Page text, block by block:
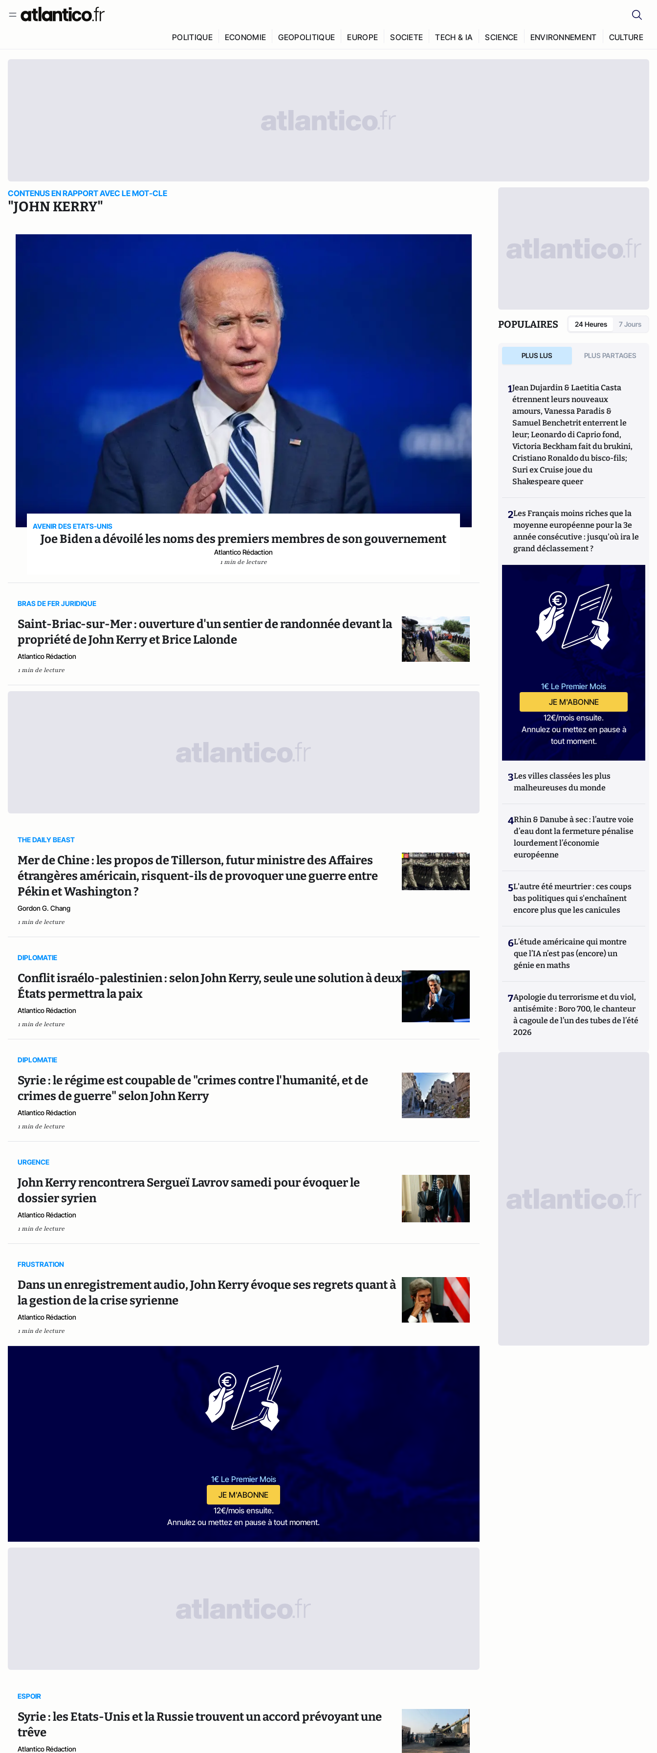
POLITIQUE ECONOMIE GEOPOLITIQUE EUROPE SOCIETE TECH & IA SCIENCE ENVIRONNEMENT CULTURE
CONTENUS EN RAPPORT AVEC LE MOT-CLE
"JOHN KERRY"
AVENIR DES ETATS-UNIS
Joe Biden a dévoilé les noms des premiers membres de son gouvernement
Atlantico Rédaction
1 min de lecture
BRAS DE FER JURIDIQUE
Saint-Briac-sur-Mer : ouverture d'un sentier de randonnée devant la
propriété de John Kerry et Brice Lalonde
Atlantico Rédaction
1 min de lecture
THE DAILY BEAST
Mer de Chine : les propos de Tillerson, futur ministre des Affaires
étrangères américain, risquent-ils de provoquer une guerre entre
Pékin et Washington ?
Gordon G. Chang
1 min de lecture
DIPLOMATIE
Conflit israélo-palestinien : selon John Kerry, seule une solution à deux
États permettra la paix
Atlantico Rédaction
1 min de lecture
DIPLOMATIE
Syrie : le régime est coupable de "crimes contre l'humanité, et de
crimes de guerre" selon John Kerry
Atlantico Rédaction
1 min de lecture
URGENCE
John Kerry rencontrera Sergueï Lavrov samedi pour évoquer le
dossier syrien
Atlantico Rédaction
1 min de lecture
FRUSTRATION
Dans un enregistrement audio, John Kerry évoque ses regrets quant à
la gestion de la crise syrienne
Atlantico Rédaction
1 min de lecture
1€ Le Premier Mois
JE M'ABONNE
12€/mois ensuite.
Annulez ou mettez en pause à tout moment.
ESPOIR
Syrie : les Etats-Unis et la Russie trouvent un accord prévoyant une
trêve
Atlantico Rédaction
POPULAIRES 24 Heures 7 Jours
PLUS LUS PLUS PARTAGES
1Jean Dujardin & Laetitia Casta
étrennent leurs nouveaux
amours, Vanessa Paradis &
Samuel Benchetrit enterrent le
leur; Leonardo di Caprio fond,
Victoria Beckham fait du brukini,
Cristiano Ronaldo du bisco-fils;
Suri ex Cruise joue du
Shakespeare queer
2Les Français moins riches que la
moyenne européenne pour la 3e
année consécutive : jusqu'où ira le
grand déclassement ?
1€ Le Premier Mois
JE M'ABONNE
12€/mois ensuite.
Annulez ou mettez en pause à
tout moment.
3Les villes classées les plus
malheureuses du monde
4Rhin & Danube à sec : l’autre voie
d’eau dont la fermeture pénalise
lourdement l’économie
européenne
5L'autre été meurtrier : ces coups
bas politiques qui s'enchaînent
encore plus que les canicules
6L’étude américaine qui montre
que l’IA n’est pas (encore) un
génie en maths
7Apologie du terrorisme et du viol,
antisémite : Boro 700, le chanteur
à cagoule de l’un des tubes de l’été
2026